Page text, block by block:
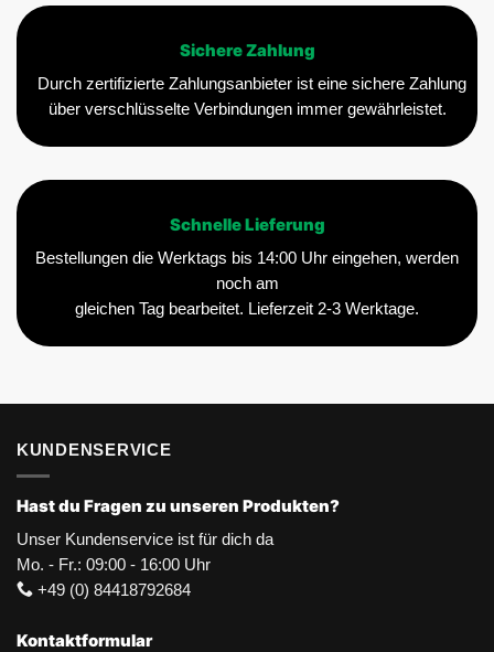
Sichere Zahlung
Durch zertifizierte Zahlungsanbieter ist eine sichere Zahlung
über verschlüsselte Verbindungen immer gewährleistet.
Schnelle Lieferung
Bestellungen die Werktags bis 14:00 Uhr eingehen, werden
noch am
gleichen Tag bearbeitet. Lieferzeit 2-3 Werktage.
KUNDENSERVICE
Hast du Fragen zu unseren Produkten?
Unser Kundenservice ist für dich da
Mo. - Fr.: 09:00 - 16:00 Uhr
+49 (0) 84418792684
Kontaktformular